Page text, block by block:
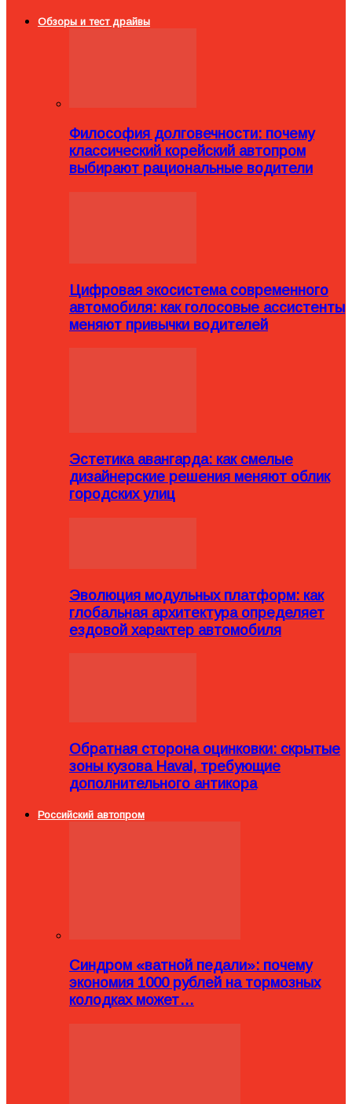
Обзоры и тест драйвы
Философия долговечности: почему
классический корейский автопром
выбирают рациональные водители
Цифровая экосистема современного
автомобиля: как голосовые ассистенты
меняют привычки водителей
Эстетика авангарда: как смелые
дизайнерские решения меняют облик
городских улиц
Эволюция модульных платформ: как
глобальная архитектура определяет
ездовой характер автомобиля
Обратная сторона оцинковки: скрытые
зоны кузова Haval, требующие
дополнительного антикора
Российский автопром
Синдром «ватной педали»: почему
экономия 1000 рублей на тормозных
колодках может…